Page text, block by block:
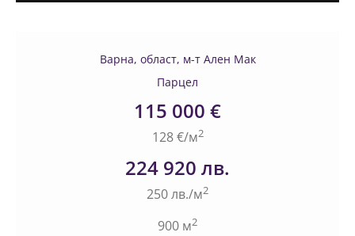
Варна, област, м-т Ален Мак
Парцел
115 000 €
128 €/м2
224 920 лв.
250 лв./м2
900 м2